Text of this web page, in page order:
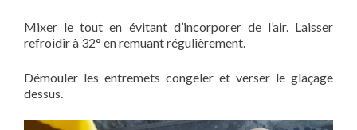
Mixer le tout en évitant d’incorporer de l’air. Laisser
refroidir à 32° en remuant régulièrement.
Démouler les entremets congeler et verser le glaçage
dessus.